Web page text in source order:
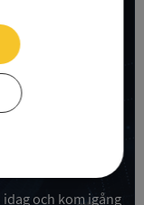
API
hämta
företag
och kom igång